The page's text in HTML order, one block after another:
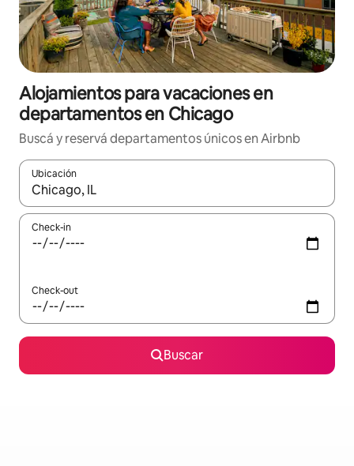
Alojamientos para vacaciones en
departamentos en Chicago
Buscá y reservá departamentos únicos en Airbnb
Ubicación
Cuando los resultados estén disponibles, navegá con las
Check-in
Check-out
Buscar